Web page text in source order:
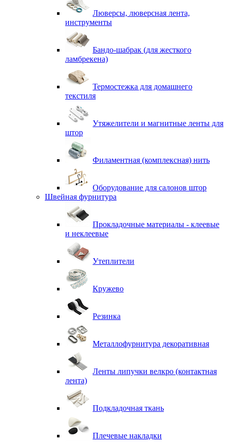
Люверсы, люверсная лента,
инструменты
Бандо-шабрак (для жесткого
ламбрекена)
Термостежка для домашнего
текстиля
Утяжелители и магнитные ленты для
штор
Филаментная (комплексная) нить
Оборудование для салонов штор
Швейная фурнитура
Прокладочные материалы - клеевые
и неклеевые
Утеплители
Кружево
Резинка
Металлофурнитура декоративная
Ленты липучки велкро (контактная
лента)
Подкладочная ткань
Плечевые накладки